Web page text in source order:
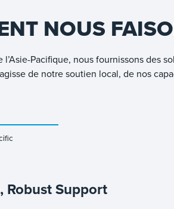
NOUS
l’Asie-Pacifique, nous fournissons des
de notre soutien local, de nos
Robust Support